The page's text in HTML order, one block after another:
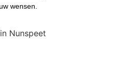
wensen.